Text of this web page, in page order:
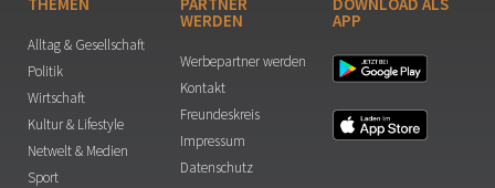
Alltag & Gesellschaft
Politik
Wirtschaft
Kultur & Lifestyle
Netwelt & Medien
Sport
WERDEN
Werbepartner werden
Kontakt
Freundeskreis
Impressum
Datenschutz
APP